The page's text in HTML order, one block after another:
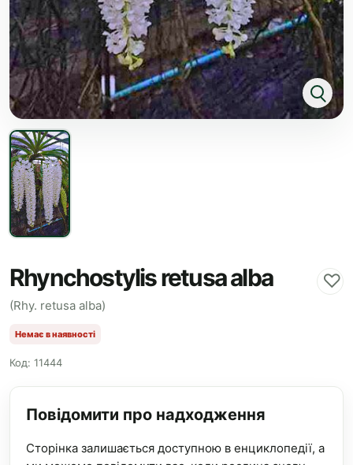
Rhynchostylis retusa alba ♡
(Rhy. retusa alba)
Немає в наявності
Код: 11444
Повідомити про надходження
Сторінка залишається доступною в енциклопедії, а